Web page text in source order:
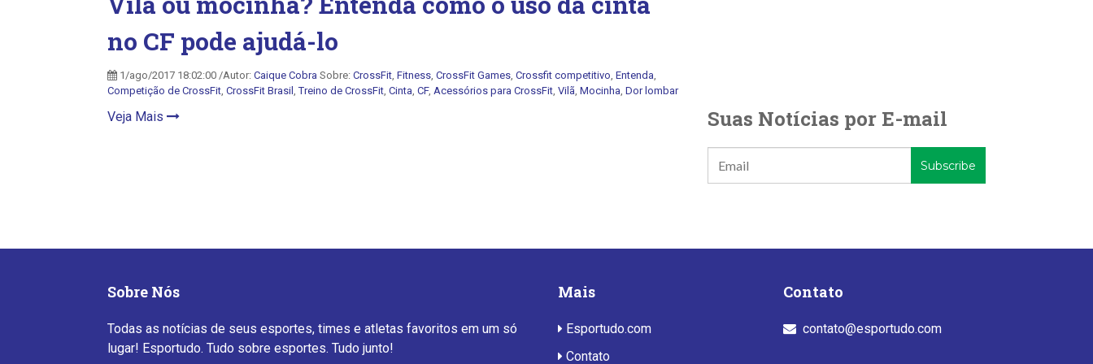
no CF pode ajudá-lo
1/ago/2017 18:02:00 /Autor: Caique Cobra Sobre: CrossFit, Fitness, CrossFit Games, Crossfit competitivo, Entenda,
Competição de CrossFit, CrossFit Brasil ,Treino de CrossFit, Cinta, CF, Acessórios para CrossFit, Vilã, Mocinha, Dor lombar
Veja Mais Suas Notícias por E-mail
Sobre Nós
Todas as notícias de seus esportes, times e atletas favoritos em um só
lugar! Esportudo. Tudo sobre esportes. Tudo junto!
Mais
Esportudo.com
Contato
Contato
contato@esportudo.com